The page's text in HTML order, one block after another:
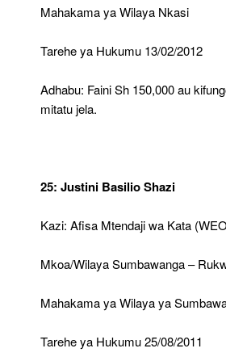
Mahakama ya Wilaya Nkasi
Tarehe ya Hukumu 13/02/2012
Adhabu: Faini Sh 150,000 au
mitatu jela.
25: Justini Basilio Shazi
Kazi: Afisa Mtendaji wa Kata
Mkoa/Wilaya Sumbawanga –
Mahakama ya Wilaya ya
Tarehe ya Hukumu 25/08/2011